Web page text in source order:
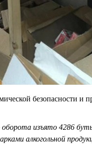
безопасности и
оборота изъято 4286
алкогольной